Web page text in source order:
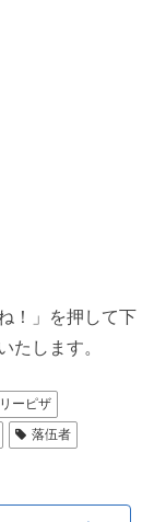
！」を押して下
たします。
ーピザ
落伍者